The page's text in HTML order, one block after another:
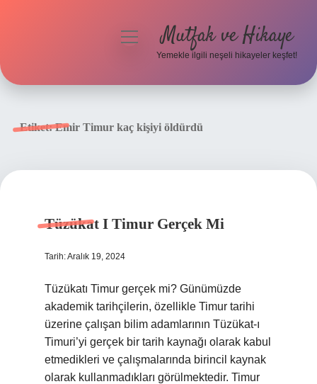
menüyüMutfak ve Hikaye
Yemekle ilgili neşeli hikayeler keşfet!
Etiket:Emir Timur kaç kişiyi öldürdü
Tüzükat I Timur Gerçek Mi
Tarih: Aralık 19, 2024
Tüzükatı Timur gerçek mi? Günümüzde
akademik tarihçilerin, özellikle Timur tarihi
üzerine çalışan bilim adamlarının Tüzükat-ı
Timuri’yi gerçek bir tarih kaynağı olarak kabul
etmedikleri ve çalışmalarında birincil kaynak
olarak kullanmadıkları görülmektedir. Timur